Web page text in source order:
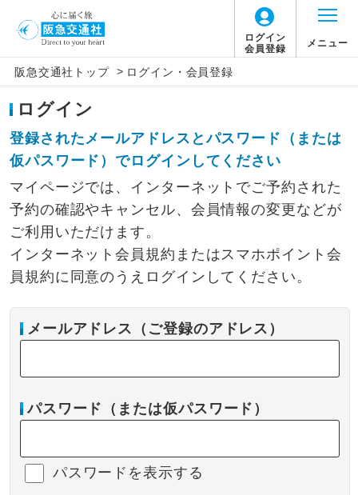
ログイン
会員登録
メニュー
阪急交通社トップ > ログイン・会員登録
ログイン
登録されたメールアドレスとパスワード（または
仮パスワード）でログインしてください
マイページでは、インターネットでご予約された
予約の確認やキャンセル、会員情報の変更などが
ご利用いただけます。
インターネット会員規約またはスマホポイント会
員規約に同意のうえログインしてください。
メールアドレス（ご登録のアドレス）
パスワード（または仮パスワード）
パスワードを表示する